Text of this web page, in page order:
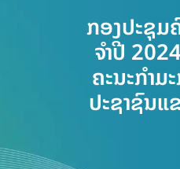
ກອງປະຊຸມ
ຈໍາປີ
ຄະນະກຳມ
ປະຊາຊົນແ